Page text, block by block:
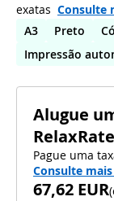
exatas Consulte
A3
Preto
Impressão
Alugue
RelaxRate
Pague uma
Consulte
67,62 EUR(